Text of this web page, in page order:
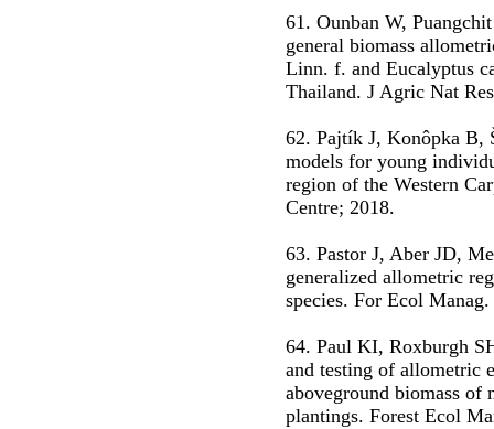
61. Ounban W,
general biomass
Linn. f. and Eucalyptus
Thailand. J Agric Nat
62. Pajtík J, Konôpka B,
models for young
region of the Western
Centre; 2018.
63. Pastor J, Aber JD,
generalized allometric
species. For Ecol
64. Paul KI, Roxburgh
and testing of allometric
aboveground biomass of
plantings. Forest Ecol